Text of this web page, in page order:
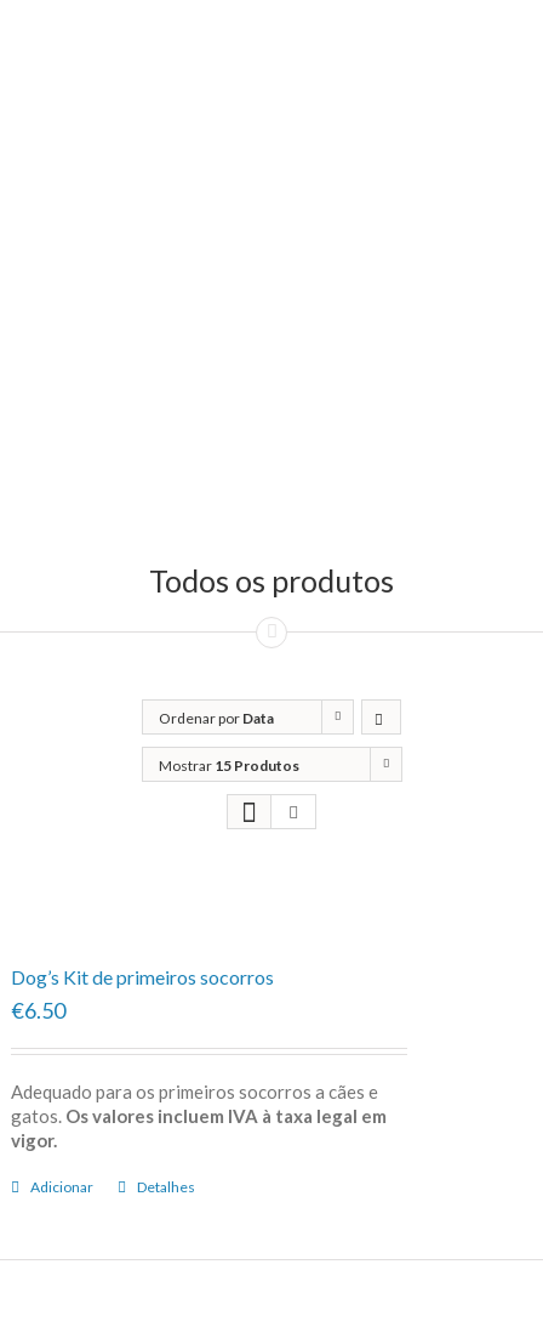
Todos os produtos
Ordenar por Data
Mostrar 15 Produtos
Dog’s Kit de primeiros socorros
€6.50
Adequado para os primeiros socorros a cães e
gatos. Os valores incluem IVA à taxa legal em
vigor.
Adicionar Detalhes